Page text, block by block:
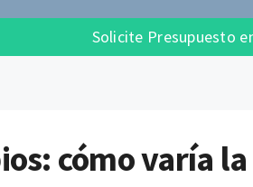
Solicite Presupuesto
cómo varía